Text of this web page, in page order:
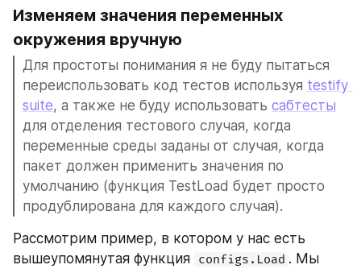
Изменяем значения переменных
окружения вручную
Для простоты понимания я не буду пытаться
переиспользовать код тестов используя testify
suite, а также не буду использовать сабтесты
для отделения тестового случая, когда
переменные среды заданы от случая, когда
пакет должен применить значения по
умолчанию (функция TestLoad будет просто
продублирована для каждого случая).
Рассмотрим пример, в котором у нас есть
вышеупомянутая функция configs.Load . Мы